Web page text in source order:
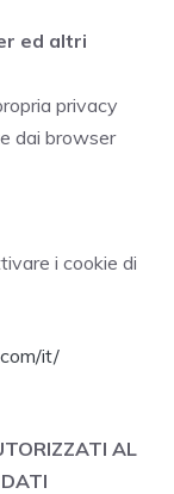
ed altri
privacy
dai browser
i cookie di
it/
AL